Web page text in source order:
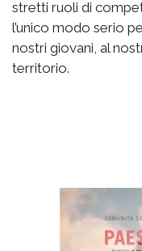
stretti ruoli di
l’unico modo serio
nostri giovani, al
territorio.